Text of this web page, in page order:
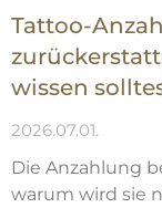
Tattoo-
wissen
2026.07.01.
Die Anzahlung
warum wird sie